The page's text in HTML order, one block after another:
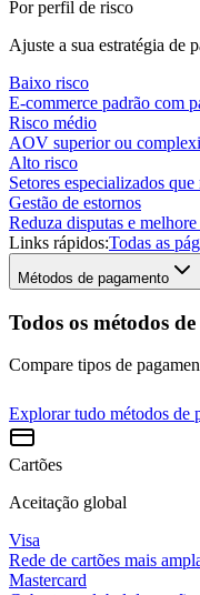
Por perfil de risco
Ajuste a sua estratégia de
Baixo risco
E-commerce padrão com
Risco médio
AOV superior ou
Alto risco
Setores especializados
Gestão de estornos
Reduza disputas e melhore
Links rápidos:Todas as
Métodos de pagamento
Todos os métodos
Compare tipos de
Explorar tudo métodos de
Cartões
Aceitação global
Visa
Rede de cartões mais
Mastercard